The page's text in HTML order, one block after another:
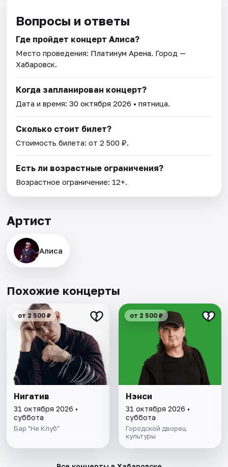
Вопросы и ответы
Где пройдет концерт Алиса?
Место проведения: Платинум Арена. Город —
Хабаровск.
Когда запланирован концерт?
Дата и время:30 октября 2026 • пятница.
Сколько стоит билет?
Стоимость билета: от 2 500 ₽.
Есть ли возрастные ограничения?
Возрастное ограничение: 12+.
Артист
Алиса
Похожие концерты
от 2 500 ₽
Нигатив
31 октября 2026 •
суббота
Бар "Не Клуб"
от 2 500 ₽
Нэнси
31 октября 2026 •
суббота
Городской дворец
культуры